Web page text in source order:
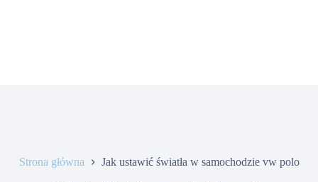
Strona główna Jak ustawić światła w samochodzie vw polo